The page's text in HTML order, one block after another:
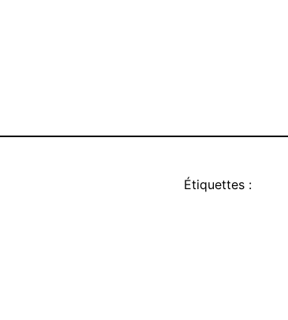
Étiquettes :